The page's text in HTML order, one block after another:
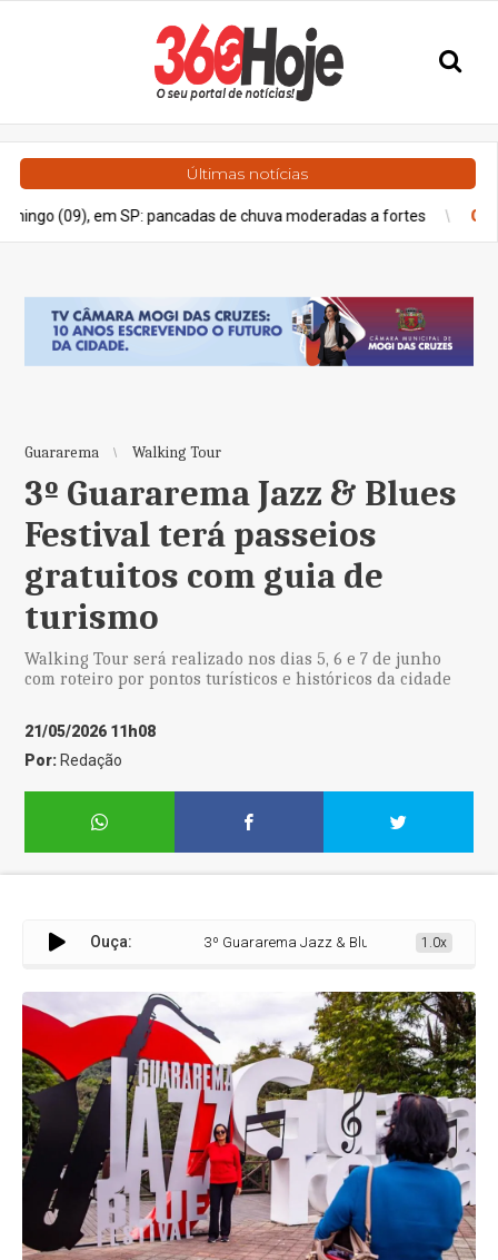
Últimas notícias
SP: pancadas de chuva moderadas a fortes Geral Estado
Guararema Walking Tour
3º Guararema Jazz & Blues
Festival terá passeios
gratuitos com guia de
turismo
Walking Tour será realizado nos dias 5, 6 e 7 de junho
com roteiro por pontos turísticos e históricos da cidade
21/05/2026 11h08
Por: Redação
Ouça: 3º Guararema Jazz & Blues Festival terá
1.0x